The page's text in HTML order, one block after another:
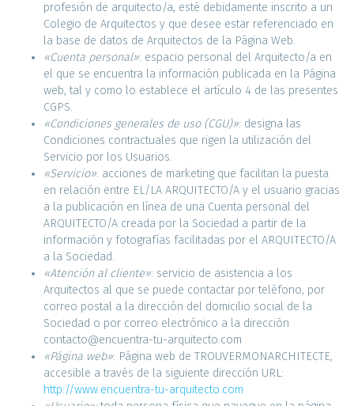
profesión de arquitecto/a, esté debidamente inscrito a un
Colegio de Arquitectos y que desee estar referenciado en
la base de datos de Arquitectos de la Página Web.
«Cuenta personal»: espacio personal del Arquitecto/a en
el que se encuentra la información publicada en la Página
web, tal y como lo establece el artículo 4 de las presentes
CGPS.
«Condiciones generales de uso (CGU)»: designa las
Condiciones contractuales que rigen la utilización del
Servicio por los Usuarios.
«Servicio»: acciones de marketing que facilitan la puesta
en relación entre EL/LA ARQUITECTO/A y el usuario gracias
a la publicación en línea de una Cuenta personal del
ARQUITECTO/A creada por la Sociedad a partir de la
información y fotografías facilitadas por el ARQUITECTO/A
a la Sociedad.
«Atención al cliente»: servicio de asistencia a los
Arquitectos al que se puede contactar por teléfono, por
correo postal a la dirección del domicilio social de la
Sociedad o por correo electrónico a la dirección
contacto@encuentra-tu-arquitecto.com
«Página web»: Página web de TROUVERMONARCHITECTE,
accesible a través de la siguiente dirección URL:
http://www.encuentra-tu-arquitecto.com